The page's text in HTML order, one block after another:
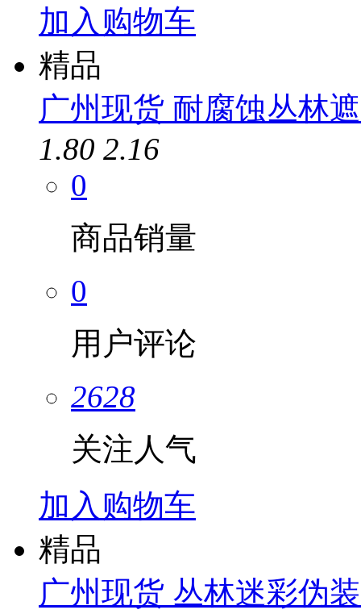
加入购物车
精品
广州现货 耐腐蚀丛林
1.80 2.16
0
商品销量
0
用户评论
2628
关注人气
加入购物车
精品
广州现货 丛林迷彩伪